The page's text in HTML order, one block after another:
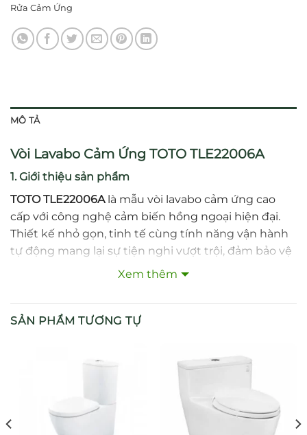
Rửa Cảm Ứng
MÔ TẢ
Vòi Lavabo Cảm Ứng TOTO TLE22006A
1. Giới thiệu sản phẩm
TOTO TLE22006Alà mẫu vòi lavabo cảm ứng cao
cấp với công nghệ cảm biến hồng ngoại hiện đại.
Thiết kế nhỏ gọn, tinh tế cùng tính năng vận hành
tự động mang lại sự tiện nghi vượt trội, đảm bảo vệ
sinh tối ưu và tiết kiệm nước hiệu quả cho người
2. Đặc điểm nổi bật
nhiều loại lavabo.
Xem thêm
SẢN PHẨM TƯƠNG TỰ